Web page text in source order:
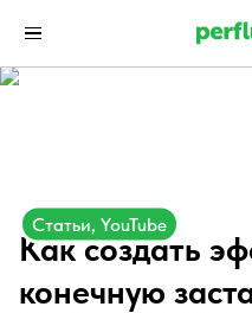
Статьи, YouTube
Как создать
конечную